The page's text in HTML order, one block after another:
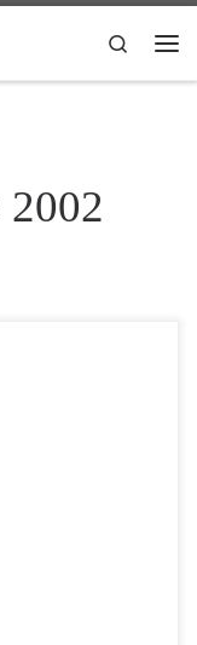
Search
2002